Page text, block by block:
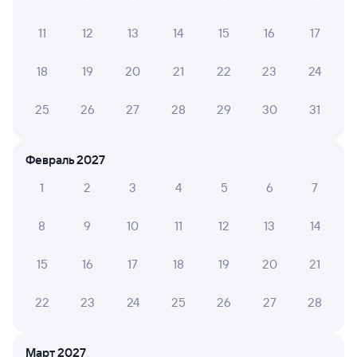
Новосибирск
Новопокровская
09:18 03:55
Дни следования ближайшие: 7, 9, 11 августа Маршрут
от9 ⁠829 ⁠₽
Выберите дату
Даже если сейчас нет мест
Искать билеты
Отзывы пассажиров Туту о поездах
11 12 13 14 15 16 17
18 19 20 21 22 23 24
25 26 27 28 29 30 31
Февраль 2027
1
2 3 4 5 6 7
8 9 10 11 12 13 14
15 16 17 18 19 20 21
22 23 24 25 26 27 28
Март 2027